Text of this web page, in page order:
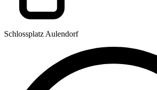
Schlossplatz Aulendorf